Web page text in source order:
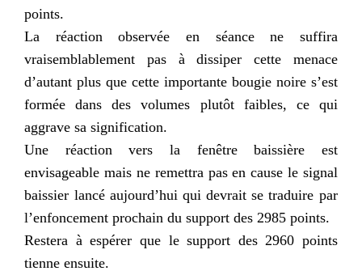
points.
La réaction observée en séance ne suffira
vraisemblablement pas à dissiper cette menace
d’autant plus que cette importante bougie noire s’est
formée dans des volumes plutôt faibles, ce qui
aggrave sa signification.
Une réaction vers la fenêtre baissière est
envisageable mais ne remettra pas en cause le signal
baissier lancé aujourd’hui qui devrait se traduire par
l’enfoncement prochain du support des 2985 points.
Restera à espérer que le support des 2960 points
tienne ensuite.